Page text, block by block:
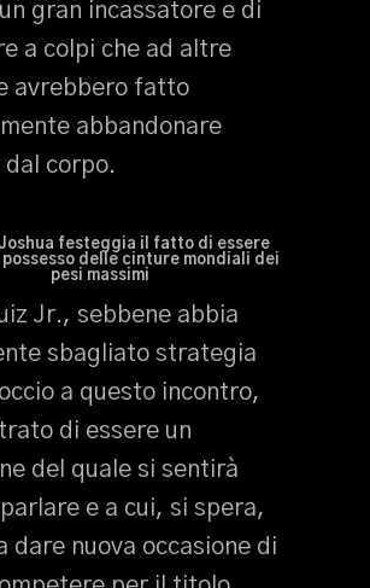
gran incassatore e di
a colpi che ad altre
avrebbero fatto
abbandonare
dal corpo.
festeggia il fatto di essere
delle cinture mondiali dei
pesi massimi
Jr., sebbene abbia
sbagliato strategia
a questo incontro,
di essere un
del quale si sentirà
e a cui, si spera,
dare nuova occasione di